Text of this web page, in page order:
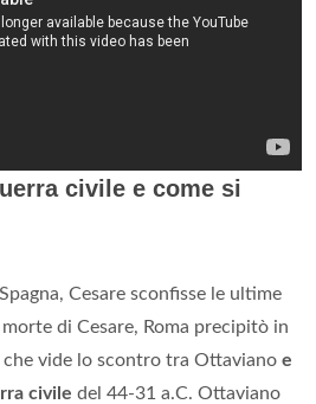
civile e come si
Cesare sconfisse le ultime
di Cesare, Roma precipitò in
che vide lo scontro tra Ottaviano e
civile del 44-31 a.C. Ottaviano